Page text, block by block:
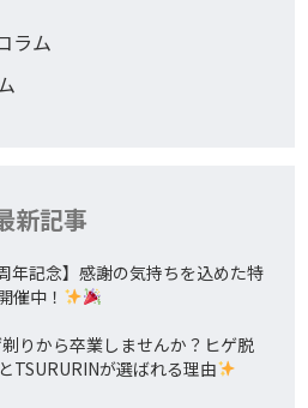
ラム
新記事
年記念】感謝の気持ちを込めた特
催中！
りから卒業しませんか？ヒゲ脱
TSURURINが選ばれる理由